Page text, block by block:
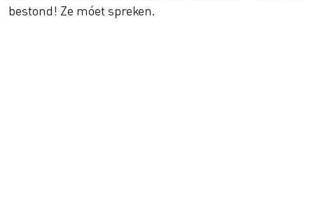
bestond! Ze móet spreken.